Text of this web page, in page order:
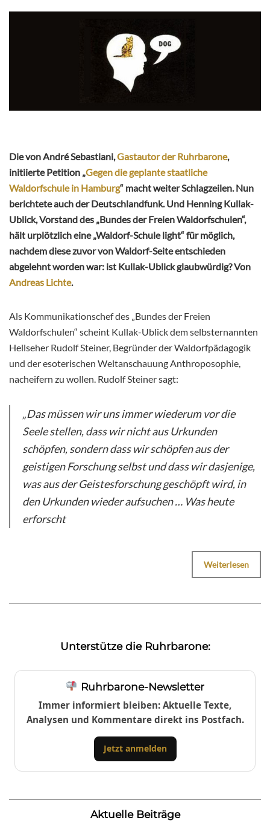
Die von André Sebastiani,Gastautor der Ruhrbarone,
initiierte Petition „Gegen die geplante staatliche
Waldorfschule in Hamburg“ macht weiter Schlagzeilen. Nun
berichtete auch der Deutschlandfunk. Und Henning Kullak-
Ublick, Vorstand des „Bundes der Freien Waldorfschulen“,
hält urplötzlich eine „Waldorf-Schule light“ für möglich,
nachdem diese zuvor von Waldorf-Seite entschieden
abgelehnt worden war: ist Kullak-Ublick glaubwürdig? Von
Andreas Lichte.
Als Kommunikationschef des „Bundes der Freien
Waldorfschulen“ scheint Kullak-Ublick dem selbsternannten
Hellseher Rudolf Steiner, Begründer der Waldorfpädagogik
und der esoterischen Weltanschauung Anthroposophie,
nacheifern zu wollen. Rudolf Steiner sagt:
„Das müssen wir uns immer wiederum vor die
Seele stellen, dass wir nicht aus Urkunden
schöpfen, sondern dass wir schöpfen aus der
geistigen Forschung selbst und dass wir dasjenige,
was aus der Geistesforschung geschöpft wird, in
den Urkunden wieder aufsuchen … Was heute
erforscht
Weiterlesen
Unterstütze die Ruhrbarone:
Ruhrbarone-Newsletter
Immer informiert bleiben: Aktuelle Texte,
Analysen und Kommentare direkt ins Postfach.
Jetzt anmelden
Aktuelle Beiträge